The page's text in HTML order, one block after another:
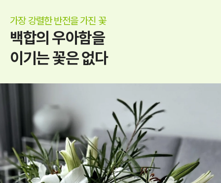
가장 강렬한 반전을 가진 꽃
백합의 우아함을
이기는 꽃은 없다